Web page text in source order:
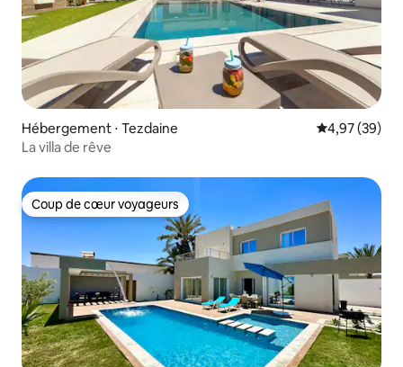
Hébergement ⋅ Tezdaine Évaluation
4,97 (39)
La villa de rêve
Coup de cœur voyageurs
Coup de cœur voyageurs